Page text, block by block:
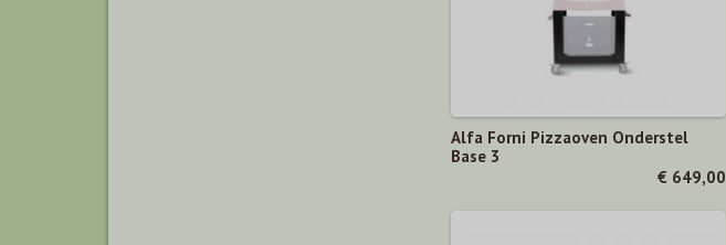
Alfa Forni Pizzaoven Onderstel
Base 3
€ 649,00